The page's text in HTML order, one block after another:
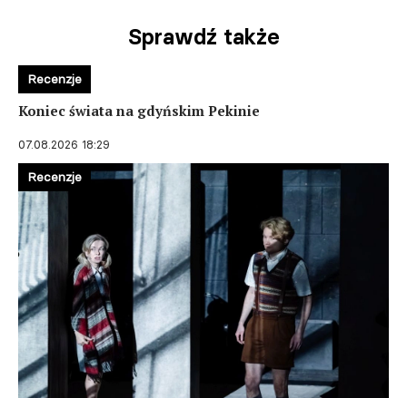
Sprawdź także
Koniec świata na gdyńskim Pekinie
07.08.2026 18:29
Recenzje
Recenzje